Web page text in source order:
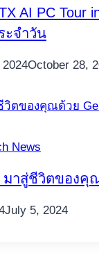
AI PC
ะจำวัน
October 28,
News
มาสู่ชีวิตของคุ
July 5, 2024